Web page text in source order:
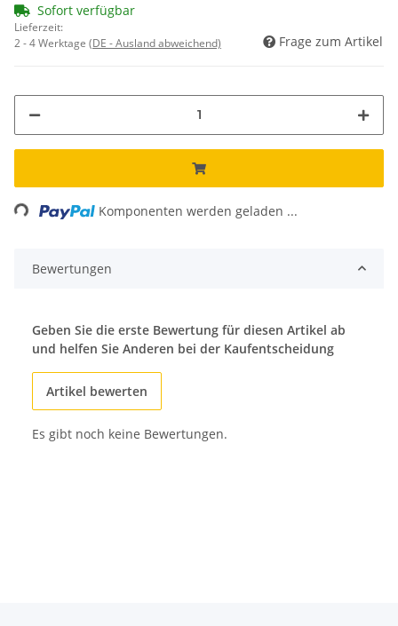
Sofort verfügbar
Lieferzeit:
2 - 4 Werktage (DE - Ausland abweichend) Frage zum Artikel
Komponenten werden geladen ...
Bewertungen
Geben Sie die erste Bewertung für diesen Artikel ab
und helfen Sie Anderen bei der Kaufentscheidung
Artikel bewerten
Es gibt noch keine Bewertungen.